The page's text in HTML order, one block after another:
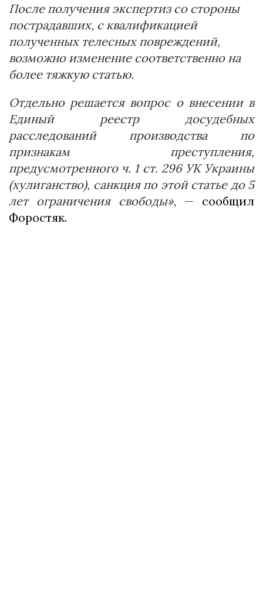
После получения экспертиз со стороны
пострадавших, с квалификацией
полученных телесных повреждений,
возможно изменение соответственно на
более тяжкую статью.
Отдельно решается вопрос о внесении в
Единый реестр досудебных
расследований производства по
признакам преступления,
предусмотренного ч. 1 ст. 296 УК Украины
(хулиганство), санкция по этой статье до 5
лет ограничения свободы», — сообщил
Форостяк.